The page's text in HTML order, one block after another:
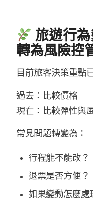
旅遊行
轉為風險控
目前旅客決策重點
過去：比較價格
現在：比較彈性與
常見問題轉變為：
行程能不能改？
退票是否方便？
如果變動怎麼處